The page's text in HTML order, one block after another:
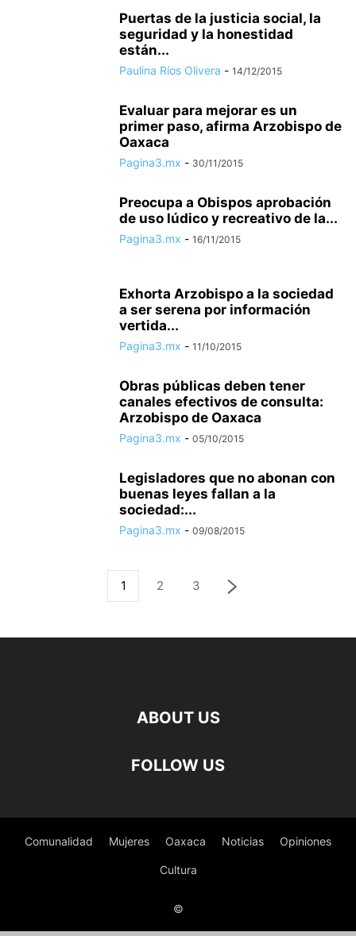
Puertas de la justicia social, la
seguridad y la honestidad
están...
Paulina Ríos Olivera - 14/12/2015
Evaluar para mejorar es un
primer paso, afirma Arzobispo de
Oaxaca
Pagina3.mx - 30/11/2015
Preocupa a Obispos aprobación
de uso lúdico y recreativo de la...
Pagina3.mx - 16/11/2015
Exhorta Arzobispo a la sociedad
a ser serena por información
vertida...
Pagina3.mx - 11/10/2015
Obras públicas deben tener
canales efectivos de consulta:
Arzobispo de Oaxaca
Pagina3.mx - 05/10/2015
Legisladores que no abonan con
buenas leyes fallan a la
sociedad:...
Pagina3.mx - 09/08/2015
1 2 3
ABOUT US
FOLLOW US
Comunalidad Mujeres Oaxaca Noticias Opiniones
Cultura
©